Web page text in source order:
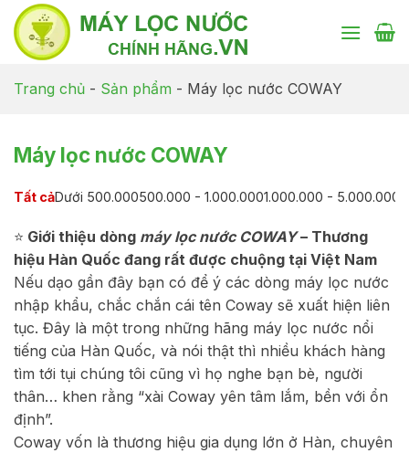
Chuyển
đến
nội
dung
Trang chủ - Sản phẩm - Máy lọc nước COWAY
Máy lọc nước COWAY
Tất cảDưới 500.000500.000 - 1.000.0001.000.000 - 5.000.000
⭐ Giới thiệu dòng máy lọc nước COWAY– Thương
hiệu Hàn Quốc đang rất được chuộng tại Việt Nam
Nếu dạo gần đây bạn có để ý các dòng máy lọc nước
nhập khẩu, chắc chắn cái tên Coway sẽ xuất hiện liên
tục. Đây là một trong những hãng máy lọc nước nổi
tiếng của Hàn Quốc, và nói thật thì nhiều khách hàng
tìm tới tụi chúng tôi cũng vì họ nghe bạn bè, người
thân… khen rằng “xài Coway yên tâm lắm, bền với ổn
định”.
Coway vốn là thương hiệu gia dụng lớn ở Hàn, chuyên